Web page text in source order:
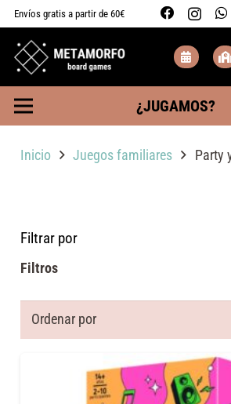
Envíos gratis a partir de 60€
¿JUGAMOS?
Inicio Juegos familiares Party
Filtrar por
Filtros